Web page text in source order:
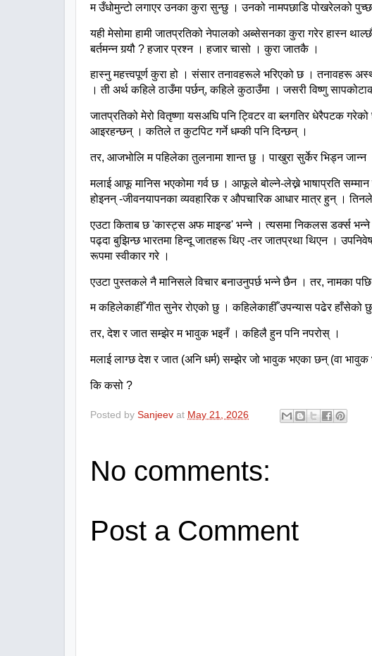
म उँधोमुन्टो लगाएर उनका कुरा सुन्छु । उनको नामपछाडि पोखरेलको
यही मेसोमा हामी जातप्रतिको नेपालको अब्सेसनका कुरा गरेर हास्न
बर्तमन्न गर्‍यौ ?हजार प्रश्न । हजार चासो । कुरा जातकै ।
हास्नु महत्त्वपूर्ण कुरा हो । संसार तनावहरूले भरिएको छ । तनावहरू
। ती अर्थ कहिले ठाउँमा पर्छन्,कहिले कुठाउँमा । जसरी विष्णु
जातप्रतिको मेरो वितृष्णा यसअघि पनि ट्विटर वा ब्लगतिर धेरैपटक गरेको
आइरहन्छन् । कतिले त कुटपिट गर्ने धम्की पनि दिन्छन् ।
तर, आजभोलि म पहिलेका तुलनामा शान्त छु । पाखुरा सुर्केर भिड्न जान्न
मलाई आफू मानिस भएकोमा गर्व छ । आफूले बोल्ने-लेख्ने भाषाप्रति सम्मान
होइनन्-जीवनयापनका व्यवहारिक र औपचारिक आधार मात्र हुन् । तिनले
एउटा किताब छ'कास्ट्स अफ माइन्ड' भन्ने । त्यसमा निकलस डर्क्स भन्ने
पढ्दा बुझिन्छ भारतमा हिन्दू जातहरू थिए -तर जातप्रथा थिएन ।
रूपमा स्वीकार गरे ।
एउटा पुस्तकले नै मानिसले विचार बनाउनुपर्छ भन्ने छैन । तर,नामका पछि
म कहिलेकाहीँ गीत सुनेर रोएको छु । कहिलेकाहीँ उपन्यास पढेर हाँसेको छु
तर,देश र जात सम्झेर म भावुक भइनँ । कहिलै हुन पनि नपरोस् ।
मलाई लाग्छ देश र जात(अनि धर्म)सम्झेर जो भावुक भएका छन्(वा भावुक
कि कसो ?
Posted by Sanjeev at May 21, 2026
No comments:
Post a Comment